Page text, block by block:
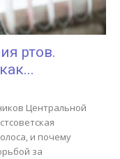
ртов.
Центральной
и почему
за